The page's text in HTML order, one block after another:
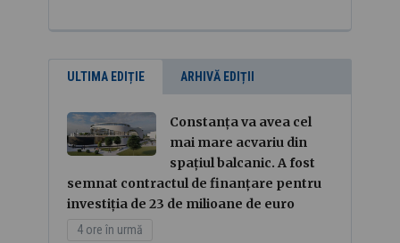
ULTIMA EDIȚIE ARHIVĂ EDIȚII
Constanța va avea cel
mai mare acvariu din
spațiul balcanic. A fost
semnat contractul de finanțare pentru
investiția de 23 de milioane de euro
4 ore în urmă